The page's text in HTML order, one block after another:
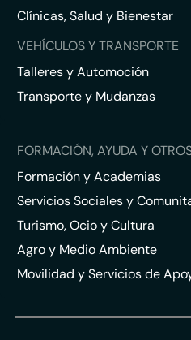
Clínicas, Salud y Bienestar
VEHÍCULOS Y TRANSPORTE
Talleres y Automoción
Transporte y Mudanzas
FORMACIÓN, AYUDA Y
Formación y Academias
Servicios Sociales y
Turismo, Ocio y Cultura
Agro y Medio Ambiente
Movilidad y Servicios de